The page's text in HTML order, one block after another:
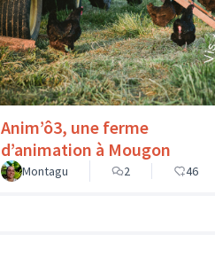
Anim’ô3, une ferme
d’animation à Mougon
Montagu
2 46